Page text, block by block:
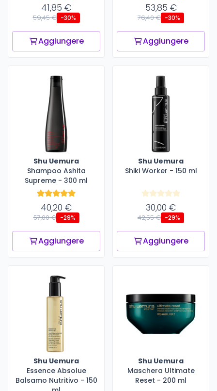
41,85 €
59,45 € -30%
Aggiungere
53,85 €
76,40 € -30%
Aggiungere
Shu Uemura
Shampoo Ashita
Supreme - 300 ml
40,20 €
57,00 € -29%
Aggiungere
Shu Uemura
Shiki Worker - 150 ml
30,00 €
42,55 € -29%
Aggiungere
Shu Uemura
Essence Absolue
Balsamo Nutritivo - 150
Shu Uemura
Maschera Ultimate
Reset - 200 ml